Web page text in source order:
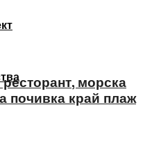
морска
почивка край плаж